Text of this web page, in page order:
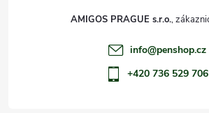
AMIGOS PRAGUE s.r.o.
info@penshop.cz
+420 736 529 706